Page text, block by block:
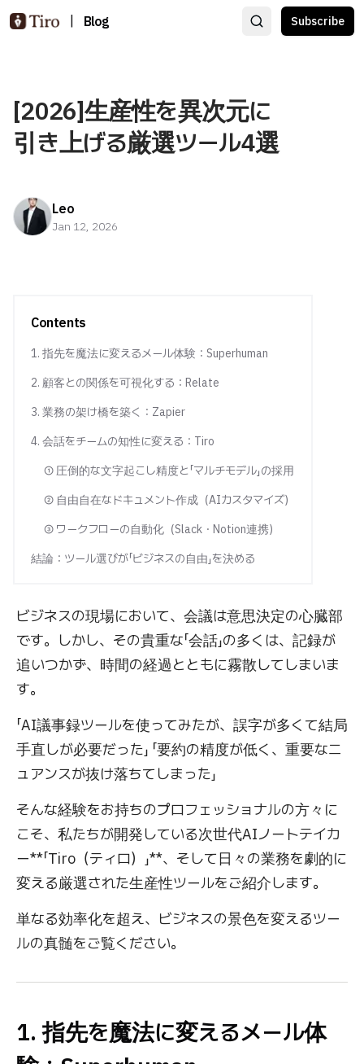
Blog Subscribe
[2026]生産性を異次元に
引き上げる厳選ツール4選
Leo
Jan 12, 2026
Contents
1. 指先を魔法に変えるメール体験：Superhuman
2. 顧客との関係を可視化する：Relate
3. 業務の架け橋を築く：Zapier
4. 会話をチームの知性に変える：Tiro
① 圧倒的な文字起こし精度と「マルチモデル」の採用
② 自由自在なドキュメント作成（AIカスタマイズ）
③ ワークフローの自動化（Slack・Notion連携）
結論：ツール選びが「ビジネスの自由」を決める
ビジネスの現場において、会議は意思決定の心臓部
です。しかし、その貴重な「会話」の多くは、記録が
追いつかず、時間の経過とともに霧散してしまいま
す。
「AI議事録ツールを使ってみたが、誤字が多くて結局
手直しが必要だった」 「要約の精度が低く、重要なニ
ュアンスが抜け落ちてしまった」
そんな経験をお持ちのプロフェッショナルの方々に
こそ、私たちが開発している次世代AIノートテイカ
ー**「Tiro（ティロ）」**、そして日々の業務を劇的に
変える厳選された生産性ツールをご紹介します。
単なる効率化を超え、ビジネスの景色を変えるツー
ルの真髄をご覧ください。
1. 指先を魔法に変えるメール体